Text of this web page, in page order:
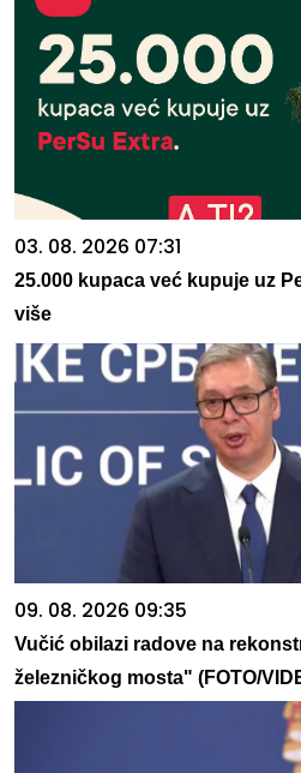
03. 08. 2026 07:31
25.000 kupaca već kupuje uz
više
09. 08. 2026 09:35
Vučić obilazi radove na
železničkog mosta" (FOTO/